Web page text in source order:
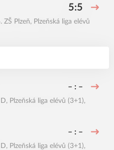
5:5
ZŠ Plzeň, Plzeňská liga elévů
– : –
, Plzeňská liga elévů (3+1),
– : –
, Plzeňská liga elévů (3+1),